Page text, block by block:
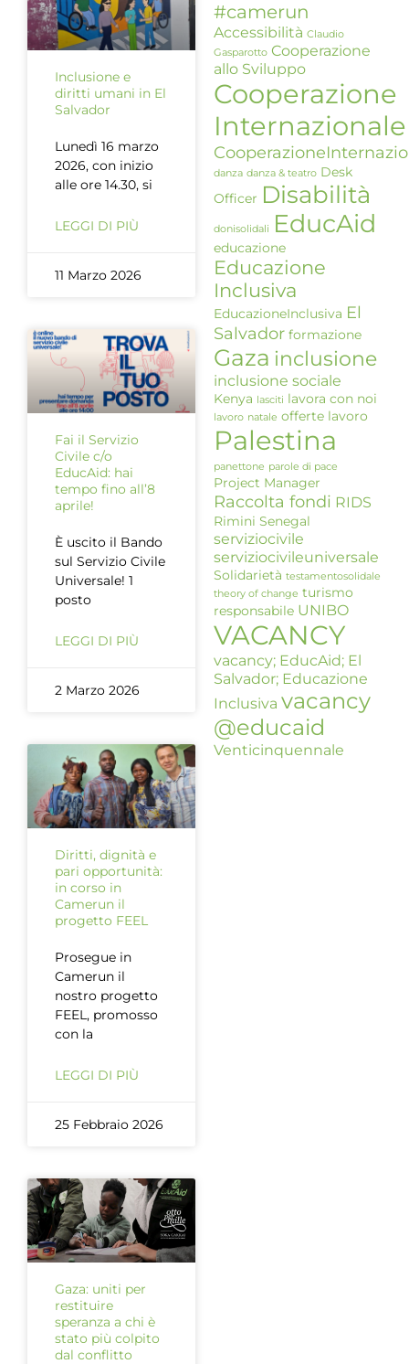
Inclusione e
diritti umani in El
Salvador
Lunedì 16 marzo
2026, con inizio
alle ore 14.30, si
LEGGI DI PIÙ
11 Marzo 2026
Fai il Servizio
Civile c/o
EducAid: hai
tempo fino all’8
aprile!
È uscito il Bando
sul Servizio Civile
Universale! 1
posto
LEGGI DI PIÙ
2 Marzo 2026
Diritti, dignità e
pari opportunità:
in corso in
Camerun il
progetto FEEL
Prosegue in
Camerun il
nostro progetto
FEEL, promosso
con la
LEGGI DI PIÙ
25 Febbraio 2026
Gaza: uniti per
restituire
speranza a chi è
stato più colpito
dal conflitto
#camerun
Accessibilità Claudio
Gasparotto Cooperazione
allo Sviluppo
Cooperazione
Internazionale
danza danza & teatro Desk
Officer Disabilità
donisolidali EducAid
educazione
Educazione
Inclusiva
EducazioneInclusiva El
Salvador formazione
Gaza inclusione
inclusione sociale
Kenya lasciti lavora con noi
lavoro natale offerte lavoro
Palestina
panettone parole di pace
Project Manager
Raccolta fondi RIDS
Rimini Senegal
serviziocivile
serviziocivileuniversale
Solidarietà testamentosolidale
theory of change turismo
responsabile UNIBO
VACANCY
vacancy; EducAid; El
Salvador; Educazione
Inclusiva vacancy
@educaid
Venticinquennale